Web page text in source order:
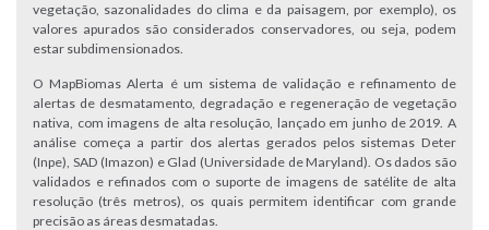
vegetação, sazonalidades do clima e da paisagem, por exemplo), os
valores apurados são considerados conservadores, ou seja, podem
estar subdimensionados.
O MapBiomas Alerta é um sistema de validação e refinamento de
alertas de desmatamento, degradação e regeneração de vegetação
nativa, com imagens de alta resolução, lançado em junho de 2019. A
análise começa a partir dos alertas gerados pelos sistemas Deter
(Inpe), SAD (Imazon) e Glad (Universidade de Maryland). Os dados são
validados e refinados com o suporte de imagens de satélite de alta
resolução (três metros), os quais permitem identificar com grande
precisão as áreas desmatadas.